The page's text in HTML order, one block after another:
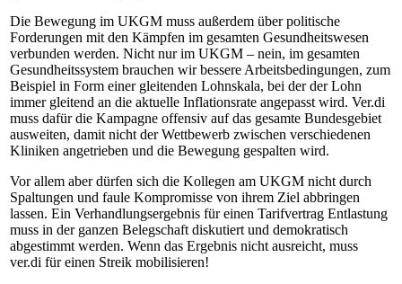
Die Bewegung im UKGM muss außerdem über politische
Forderungen mit den Kämpfen im gesamten Gesundheitswesen
verbunden werden. Nicht nur im UKGM – nein, im gesamten
Gesundheitssystem brauchen wir bessere Arbeitsbedingungen, zum
Beispiel in Form einer gleitenden Lohnskala, bei der der Lohn
immer gleitend an die aktuelle Inflationsrate angepasst wird. Ver.di
muss dafür die Kampagne offensiv auf das gesamte Bundesgebiet
ausweiten, damit nicht der Wettbewerb zwischen verschiedenen
Kliniken angetrieben und die Bewegung gespalten wird.
Vor allem aber dürfen sich die Kollegen am UKGM nicht durch
Spaltungen und faule Kompromisse von ihrem Ziel abbringen
lassen. Ein Verhandlungsergebnis für einen Tarifvertrag Entlastung
muss in der ganzen Belegschaft diskutiert und demokratisch
abgestimmt werden. Wenn das Ergebnis nicht ausreicht, muss
ver.di für einen Streik mobilisieren!